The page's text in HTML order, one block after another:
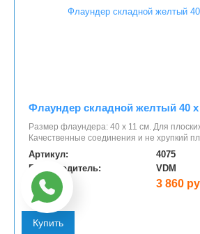
Флаундер складной желтый 40 х
Размер флаундера: 40 х 11 см. Для
Качественные соединения и не хрупкий
Артикул:
4075
Производитель:
VDM
Цена: 3 860
Купить